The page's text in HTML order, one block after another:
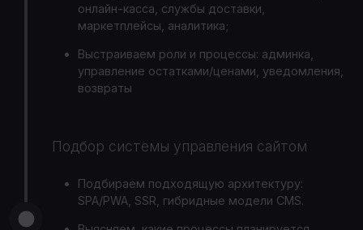
онлайн-касса, службы доставки,
маркетплейсы, аналитика;
Выстраиваем роли и процессы: админка,
управление остатками/ценами, уведомления,
возвраты
Подбор системы управления сайтом
Подбираем подходящую архитектуру:
SPA/PWA, SSR, гибридные модели CMS.